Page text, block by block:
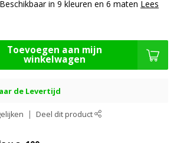
in 9 kleuren en 6 maten Lees
Toevoegen aan mijn
winkelwagen
de Levertijd
Deel dit product